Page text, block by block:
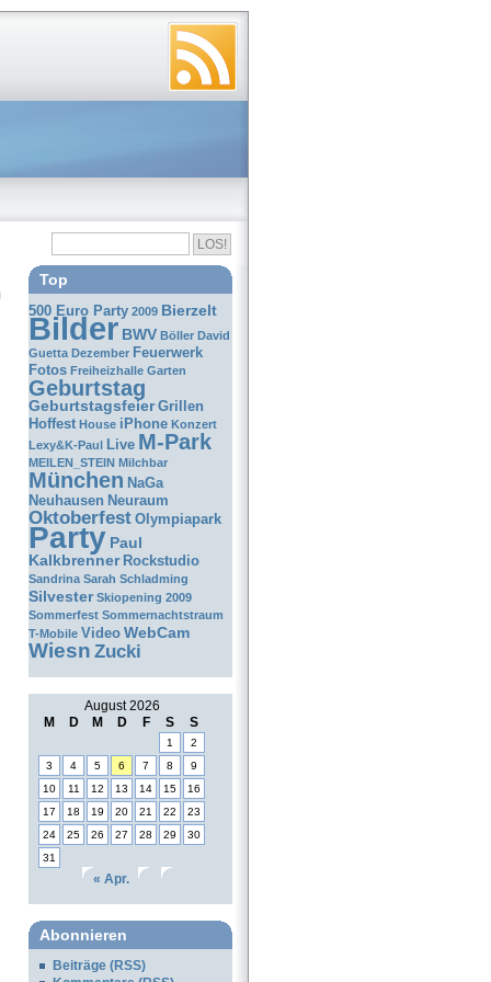
Top
500 Euro Party 2009 Bierzelt
Bilder BWV Böller David
Guetta Dezember Feuerwerk
Fotos Freiheizhalle Garten
Geburtstag
Geburtstagsfeier Grillen
Hoffest House iPhone Konzert
Lexy&K-Paul Live M-Park
MEILEN_STEIN Milchbar
München NaGa
Neuhausen Neuraum
Oktoberfest Olympiapark
Party Paul
Kalkbrenner Rockstudio
Sandrina Sarah Schladming
Silvester Skiopening 2009
Sommerfest Sommernachtstraum
T-Mobile Video WebCam
Wiesn Zucki
August 2026
M
D M D F S S
1
2
3
4 5 6 7 8
9
10
11 12 13 14 15
16
17
18 19 20 21 22
23
24
25 26 27 28 29
30
31
« Apr.
Abonnieren
Beiträge (RSS)